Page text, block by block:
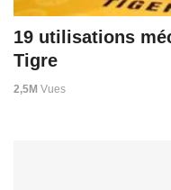
19 utilisations
Tigre
2,5M Vues